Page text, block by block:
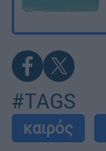
#TAGS
καιρός